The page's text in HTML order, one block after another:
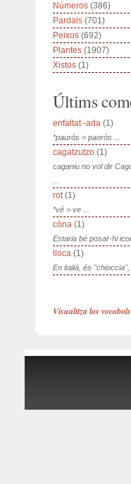
Números (386)
Pardals (701)
Peixos (692)
Plantes (1907)
Xistos (1)
Últims
enfaltat -ada (1)
*paurós > paorós ...
cagatzutzo (1)
caganiu no vol dir
rot(1)
*vé > ve ...
còna (1)
Estaria bé posar-hi
lloca (1)
En italià, és "chioccia",
Visualitza los